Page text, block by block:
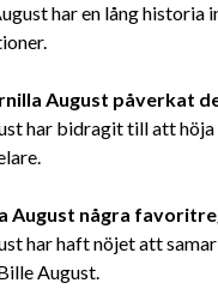
har en lång
August påverkat
har bidragit till att
August några
har haft nöjet att
August.